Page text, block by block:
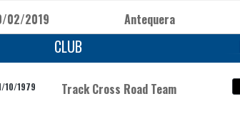
02/2019 Antequera
CLUB
10/1979 Track Cross Road Team